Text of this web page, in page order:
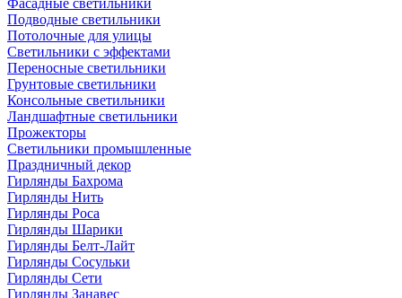
Фасадные светильники
Подводные светильники
Потолочные для улицы
Светильники с эффектами
Переносные светильники
Грунтовые светильники
Консольные светильники
Ландшафтные светильники
Прожекторы
Светильники промышленные
Праздничный декор
Гирлянды Бахрома
Гирлянды Нить
Гирлянды Роса
Гирлянды Шарики
Гирлянды Белт-Лайт
Гирлянды Сосульки
Гирлянды Сети
Гирлянды Занавес